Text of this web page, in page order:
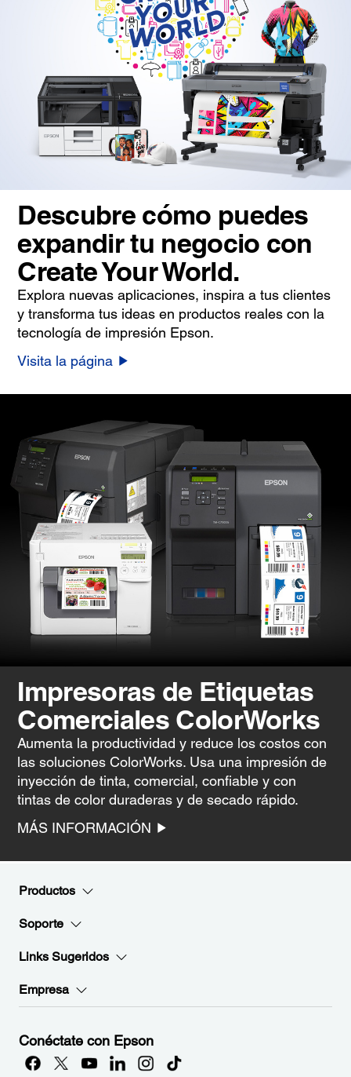
Descubre cómo puedes
expandir tu negocio con
Create Your World.
Explora nuevas aplicaciones, inspira a tus clientes
y transforma tus ideas en productos reales con la
tecnología de impresión Epson.
Visita la página
Impresoras de Etiquetas
Comerciales ColorWorks
Aumenta la productividad y reduce los costos con
las soluciones ColorWorks. Usa una impresión de
inyección de tinta, comercial, confiable y con
tintas de color duraderas y de secado rápido.
MÁS INFORMACIÓN
Productos
Soporte
Links Sugeridos
Empresa
Conéctate con Epson